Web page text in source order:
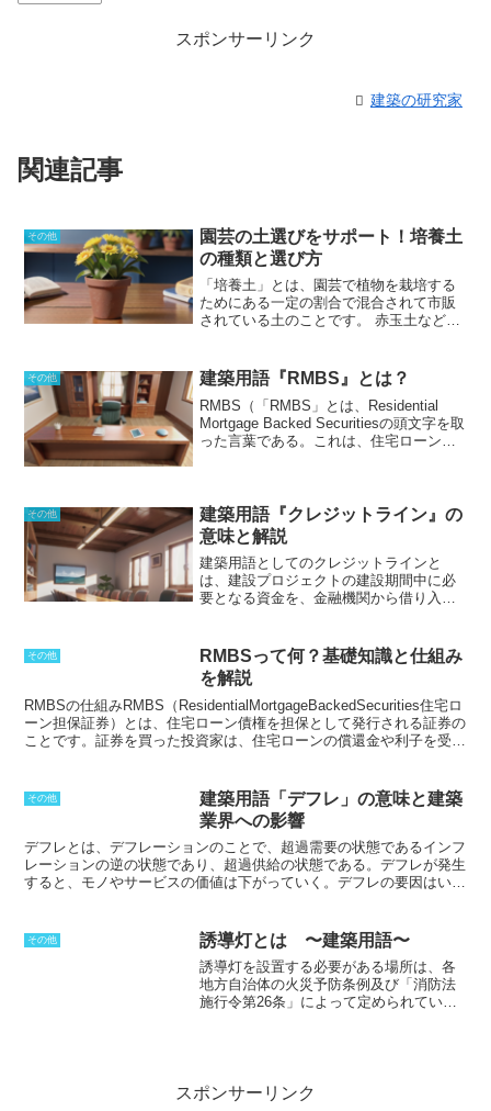
スポンサーリンク
建築の研究家
関連記事
その他
園芸の土選びをサポート！培養土
の種類と選び方
「培養土」とは、園芸で植物を栽培する
ためにある一定の割合で混合されて市販
されている土のことです。
赤玉土などの
養土は、保水性、排水性、通気性がよ
く、弱酸性であり、肥料濃度が適当であ
ることが良いとされています。また、重
金属元素などの有害物質を含まず、土中
の微生物の活動を維持できる有機物が含
え用、観葉植物用など、育てる植物や用
途に応じて様々な配合の商品がありま
す。自ら材料をそろえて、作物に合わせ
て独自の配合の培養土を作ることも植物
を育てるうえでは有効です。
その他 建築用語『RMBS』とは？
RMBS（「RMBS」とは、Residential
Mortgage Backed Securitiesの頭文字を取
った言葉である。これは、住宅ローンを
RMBSは、住宅ローンの債権を証券化す
ることで、投資家に住宅ローンの返済リ
スクを分散させる金融商品だ。住宅ロー
ンは超長期固定金利という特性がある
が、債務不履行、繰り上げ償還などのリ
スクがある。これらのリスクを投資家に
発行する住宅ローン債権担保証券や、住
宅金融支援機構が発行する、貸付債権担
保受託金融支援機構債権などがある。
その他
建築用語『クレジットライン』の
意味と解説
建築用語としてのクレジットライン と
は、建設プロジェクトの建設期間中に必
要となる資金を、金融機関から借り入れ
締結する前に金融機関と交渉して設定さ
れます。 クレジットラインの金額は、プ
ロジェクトの規模や期間、建設業者の信
用力などによって異なります。クレジッ
トラインは、建設業者が工事中に資金繰
りに困らないようにするための安全弁の
資材の購入や従業員の給与の支払いに充
てることができます。クレジットライン
は、建設プロジェクトの完成後には返済
する必要があります。返済期間は、金融
機関と建設業者との間で合意した期間に
よって異なります。
クレジットライン
段です。
その他
RMBSって何？基礎知識と仕組み
を解説
RMBSの仕組みRMBS（ResidentialMortgageBackedSecurities住宅ロ
ーン担保証券）とは、住宅ローン債権を担保として発行される証券の
ことです。証券を買った投資家は、住宅ローンの償還金や利子を受け
は、これらの住宅ローンを証券化して、投資家向けに販売することが
できます。住宅ローン債権の証券化とは、住宅ローン債権を束ねて、
投資家が購入しやすいようにパッケージングすることです。住宅ロー
ン債権の証券化は、住宅金融システムの活性化や、住宅ローン金利の
引き下げに貢献するといわれています。
その他
建築用語「デフレ」の意味と建築
業界への影響
デフレとは、デフレーションのことで、超過需要の状態であるインフ
レーションの逆の状態であり、 超過供給の状態である。デフレが発生
すると、モノやサービスの価値は下がっていく。デフレの要因はいろ
買いにくくなり、価格を安くしなければ売れなくなる。
その他 誘導灯とは 〜建築用語〜
誘導灯を設置する必要がある場所は、各
地方自治体の火災予防条例及び「消防法
施行令第26条」によって定められてい
誘導灯の大きさは、A〜C級の3種類があ
り、大型、中型、小型に対応する。従来
スポンサーリンク